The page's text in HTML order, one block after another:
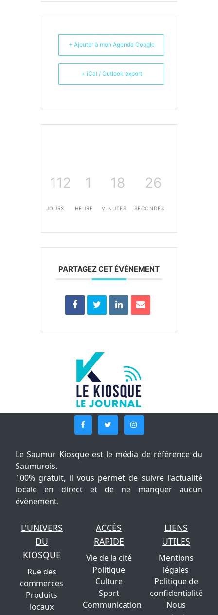
+ Ajouter à mon Agenda Google
+ iCal / Outlook export
112
JOURS
1
HEURE
18
MINUTES
26
SECONDES
PARTAGEZ CET ÉVÉNEMENT
Le Saumur Kiosque est le média de référence du
Saumurois.
100% gratuit, il vous permet de suivre l'actualité
locale en direct et de ne manquer aucun
évènement.
L'UNIVERS
DU
KIOSQUE
Rue des
commerces
Produits
locaux
ACCÈS
RAPIDE
Vie de la cité
Politique
Culture
Sport
Communication
LIENS
UTILES
Mentions
légales
Politique de
confidentialité
Nous